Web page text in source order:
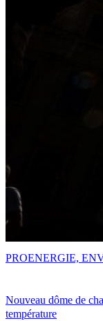
Nouveau dôme de
température
PROENERGIE,